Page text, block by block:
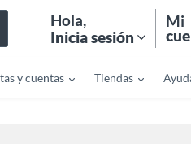
Hola,
Inicia sesión
Mi
y cuentas Tiendas